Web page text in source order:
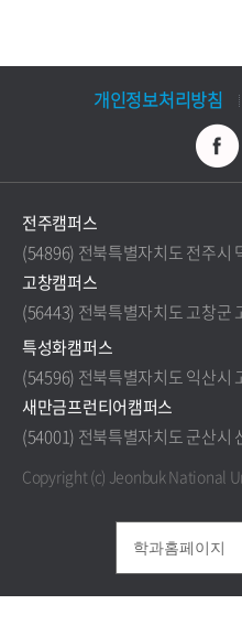
개인정보처리방침
전주캠퍼스
(54896) 전북특별자치도 전주시
고창캠퍼스
(56443) 전북특별자치도 고창군
특성화캠퍼스
(54596) 전북특별자치도 익산시
새만금프런티어캠퍼스
(54001) 전북특별자치도 군산시
Copyright (c) Jeonbuk National